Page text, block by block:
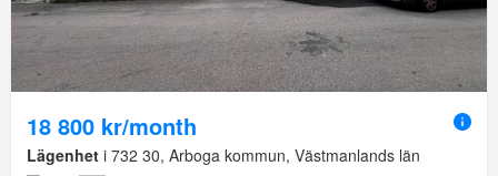
18 800 kr/month
Lägenhet i 732 30, Arboga kommun, Västmanlands län